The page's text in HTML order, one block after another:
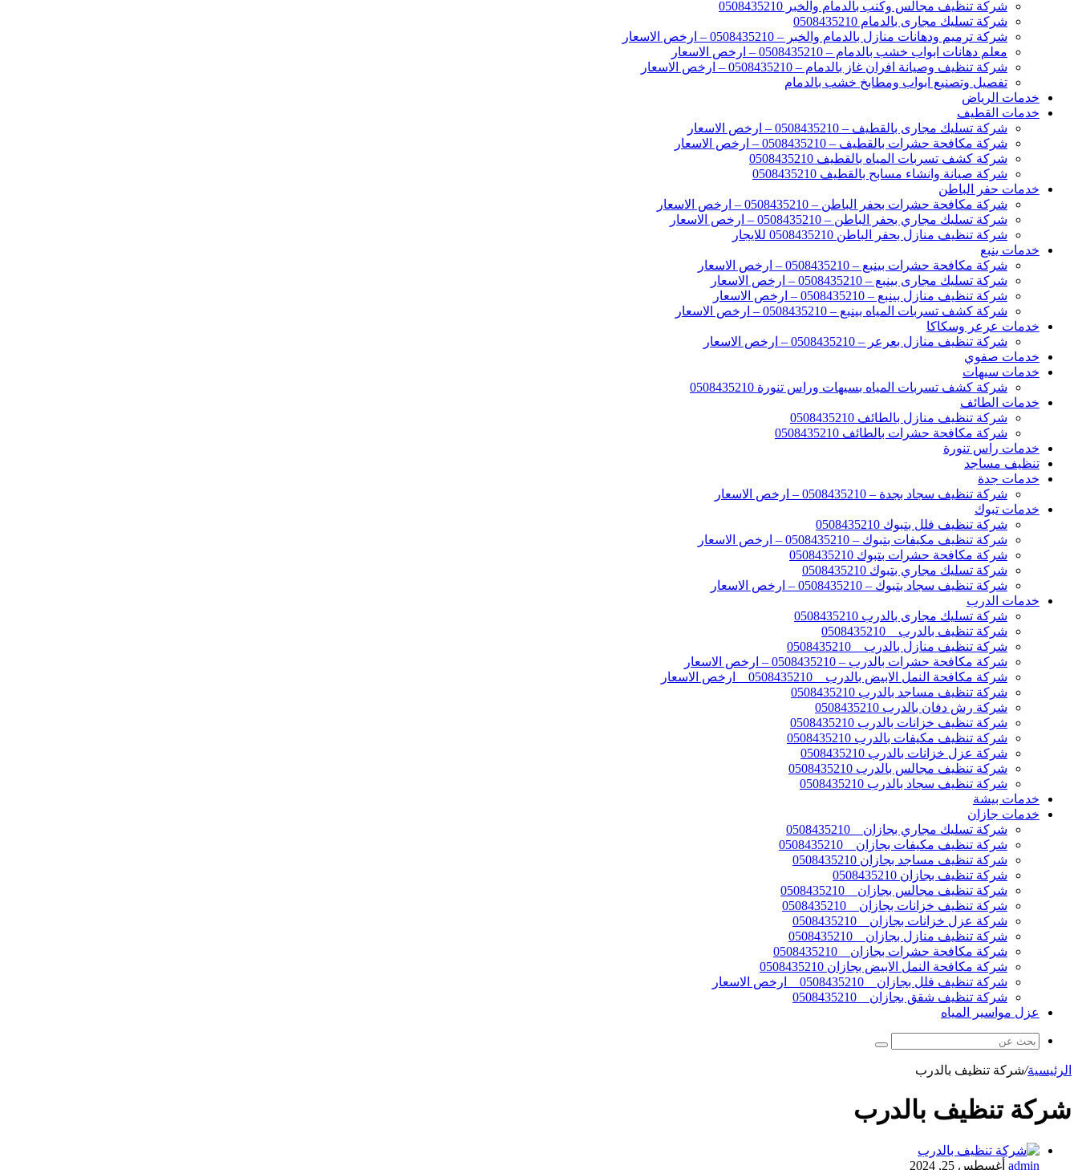
شركة تنظيف مجالس وكنب بالدمام والخبر 0508435210
شركة تسليك مجارى بالدمام 0508435210
شركة ترميم ودهانات منازل بالدمام والخبر – 0508435210 – ارخص الاسعار
معلم دهانات ابواب خشب بالدمام – 0508435210 – ارخص الاسعار
شركة تنظيف وصيانة افران غاز بالدمام – 0508435210 – ارخص الاسعار
تفصيل وتصنيع ابواب ومطابخ خشب بالدمام
خدمات الرياض
خدمات القطيف
شركة تسليك مجارى بالقطيف – 0508435210 – ارخص الاسعار
شركة مكافحة حشرات بالقطيف – 0508435210 – ارخص الاسعار
شركة كشف تسربات المياه بالقطيف 0508435210
شركة صيانة وانشاء مسابح بالقطيف 0508435210
خدمات حفر الباطن
شركة مكافحة حشرات بحفر الباطن – 0508435210 – ارخص الاسعار
شركة تسليك مجاري بحفر الباطن – 0508435210 – ارخص الاسعار
شركة تنظيف منازل بحفر الباطن 0508435210 للايجار
خدمات ينبع
شركة مكافحة حشرات بينبع – 0508435210 – ارخص الاسعار
شركة تسليك مجارى بينبع – 0508435210 – ارخص الاسعار
شركة تنظيف منازل بينبع – 0508435210 – ارخص الاسعار
شركة كشف تسربات المياه بينبع – 0508435210 – ارخص الاسعار
خدمات عرعر وسكاكا
شركة تنظيف منازل بعرعر – 0508435210 – ارخص الاسعار
خدمات صفوي
خدمات سيهات
شركة كشف تسربات المياه بسيهات وراس تنورة 0508435210
خدمات الطائف
شركة تنظيف منازل بالطائف 0508435210
شركة مكافحة حشرات بالطائف 0508435210
خدمات راس تنورة
تنظيف مساجد
خدمات جدة
شركة تنظيف سجاد بجدة – 0508435210 – ارخص الاسعار
خدمات تبوك
شركة تنظيف فلل بتبوك 0508435210
شركة تنظيف مكيفات بتبوك – 0508435210 – ارخص الاسعار
شركة مكافحة حشرات بتبوك 0508435210
شركة تسليك مجاري بتبوك 0508435210
شركة تنظيف سجاد بتبوك – 0508435210 – ارخص الاسعار
خدمات الدرب
شركة تسليك مجارى بالدرب 0508435210
شركة تنظيف بالدرب _ 0508435210
شركة تنظيف منازل بالدرب _ 0508435210
شركة مكافحة حشرات بالدرب – 0508435210 – ارخص الاسعار
شركة مكافحة النمل الابيض بالدرب _ 0508435210 _ ارخص الاسعار
شركة تنظيف مساجد بالدرب 0508435210
شركة رش دفان بالدرب 0508435210
شركة تنظيف خزانات بالدرب 0508435210
شركة تنظيف مكيفات بالدرب 0508435210
شركة عزل خزانات بالدرب 0508435210
شركة تنظيف مجالس بالدرب 0508435210
شركة تنظيف سجاد بالدرب 0508435210
خدمات بيشة
خدمات جازان
شركة تسليك مجاري بجازان _ 0508435210
شركة تنظيف مكيفات بجازان _ 0508435210
شركة تنظيف مساجد بجازان 0508435210
شركة تنظيف بجازان 0508435210
شركة تنظيف مجالس بجازان _ 0508435210
شركة تنظيف خزانات بجازان _ 0508435210
شركة عزل خزانات بجازان _ 0508435210
شركة تنظيف منازل بجازان _ 0508435210
شركة مكافحة حشرات بجازان _ 0508435210
شركة مكافحة النمل الابيض بجازان 0508435210
شركة تنظيف فلل بجازان _ 0508435210 _ ارخص الاسعار
شركة تنظيف شقق بجازان _ 0508435210
عزل مواسير المياه
الرئيسية/شركة تنظيف بالدرب
شركة تنظيف بالدرب
admin أغسطس 25, 2024